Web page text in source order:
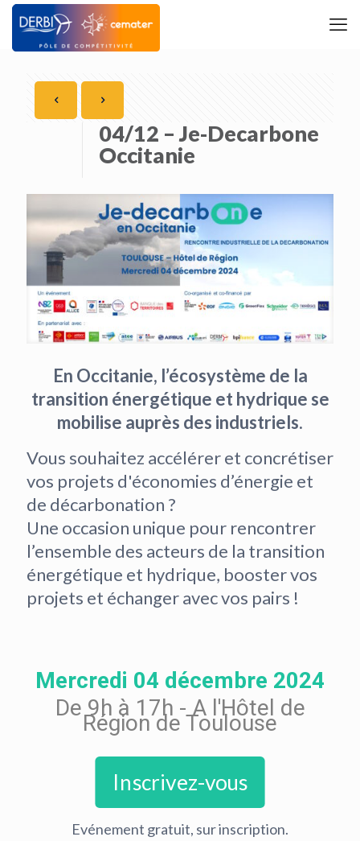
04/12 – Je-Decarbone
Occitanie
En Occitanie, l’écosystème de la
transition énergétique et hydrique se
mobilise auprès des industriels.
Vous souhaitez accélérer et concrétiser
vos projets d'économies d’énergie et
de décarbonation ?
Une occasion unique pour rencontrer
l’ensemble des acteurs de la transition
énergétique et hydrique, booster vos
projets et échanger avec vos pairs !
Mercredi 04 décembre 2024
De 9h à 17h - A l'Hôtel de
Région de Toulouse
Inscrivez-vous
Evénement gratuit, sur inscription.